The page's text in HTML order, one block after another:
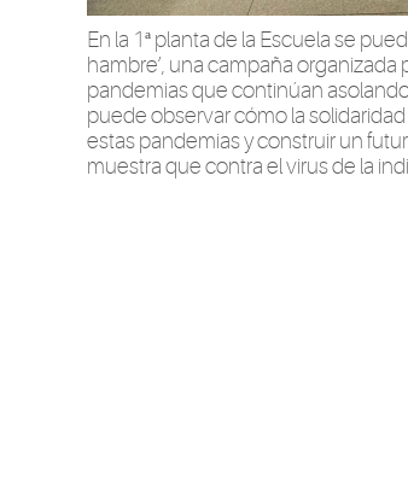
En la 1ª planta de la Escuela se
hambre’, una campaña
pandemias que continúan
puede observar cómo la
estas pandemias y construir un
muestra que contra el virus de la